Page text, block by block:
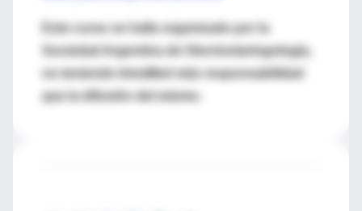
Este curso se halla organizado por la
Sociedad Argentina de Otorrinolaringología,
no teniendo IntraMed más responsabilidad
que la difusión del mismo.